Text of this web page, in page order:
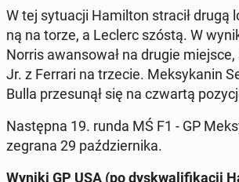
W tej sy­tu­acji Ha­mil­ton stracił
ną na torze, a Leclerc szóstą. W
Norris awan­so­wał na drugie miejsce,
Jr. z Ferrari na trzecie. Mek­sy­ka­nin
Bulla prze­su­nął się na czwartą
Na­stęp­na 19. runda MŚ F1 - GP
ze­gra­na 29 paź­dzier­ni­ka.
Wyniki GP USA (po dys­kwa­li­fi­ka­cji